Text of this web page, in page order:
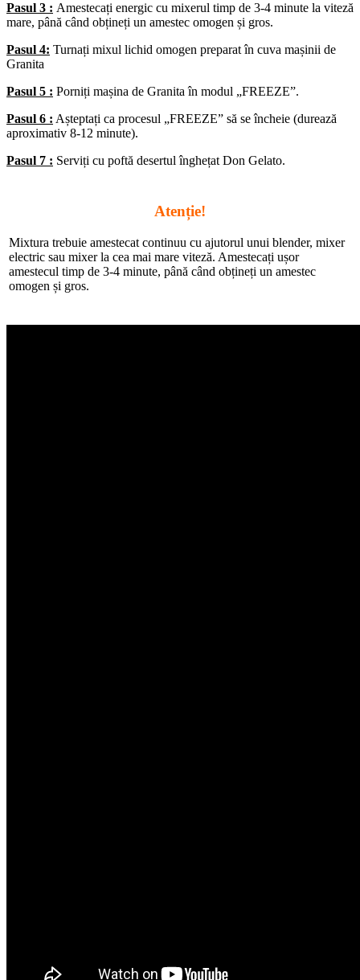
Pasul 3 : Amestecați energic cu mixerul timp de 3-4 minute la viteză
mare, până când obțineți un amestec omogen și gros.
Pasul 4: Turnați mixul lichid omogen preparat în cuva mașinii de
Granita
Pasul 5 : Porniți mașina de Granita în modul „FREEZE”.
Pasul 6 : Așteptați ca procesul „FREEZE” să se încheie (durează
aproximativ 8-12 minute).
Pasul 7 : Serviți cu poftă desertul înghețat Don Gelato.
Atenție!
Mixtura trebuie amestecat continuu cu ajutorul unui blender, mixer
electric sau mixer la cea mai mare viteză. Amestecați ușor
amestecul timp de 3-4 minute, până când obțineți un amestec
omogen și gros.